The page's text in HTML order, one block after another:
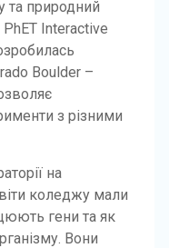
та природний
Interactive
Boulder –
з різними
на
коледжу мали
гени та як
Вони